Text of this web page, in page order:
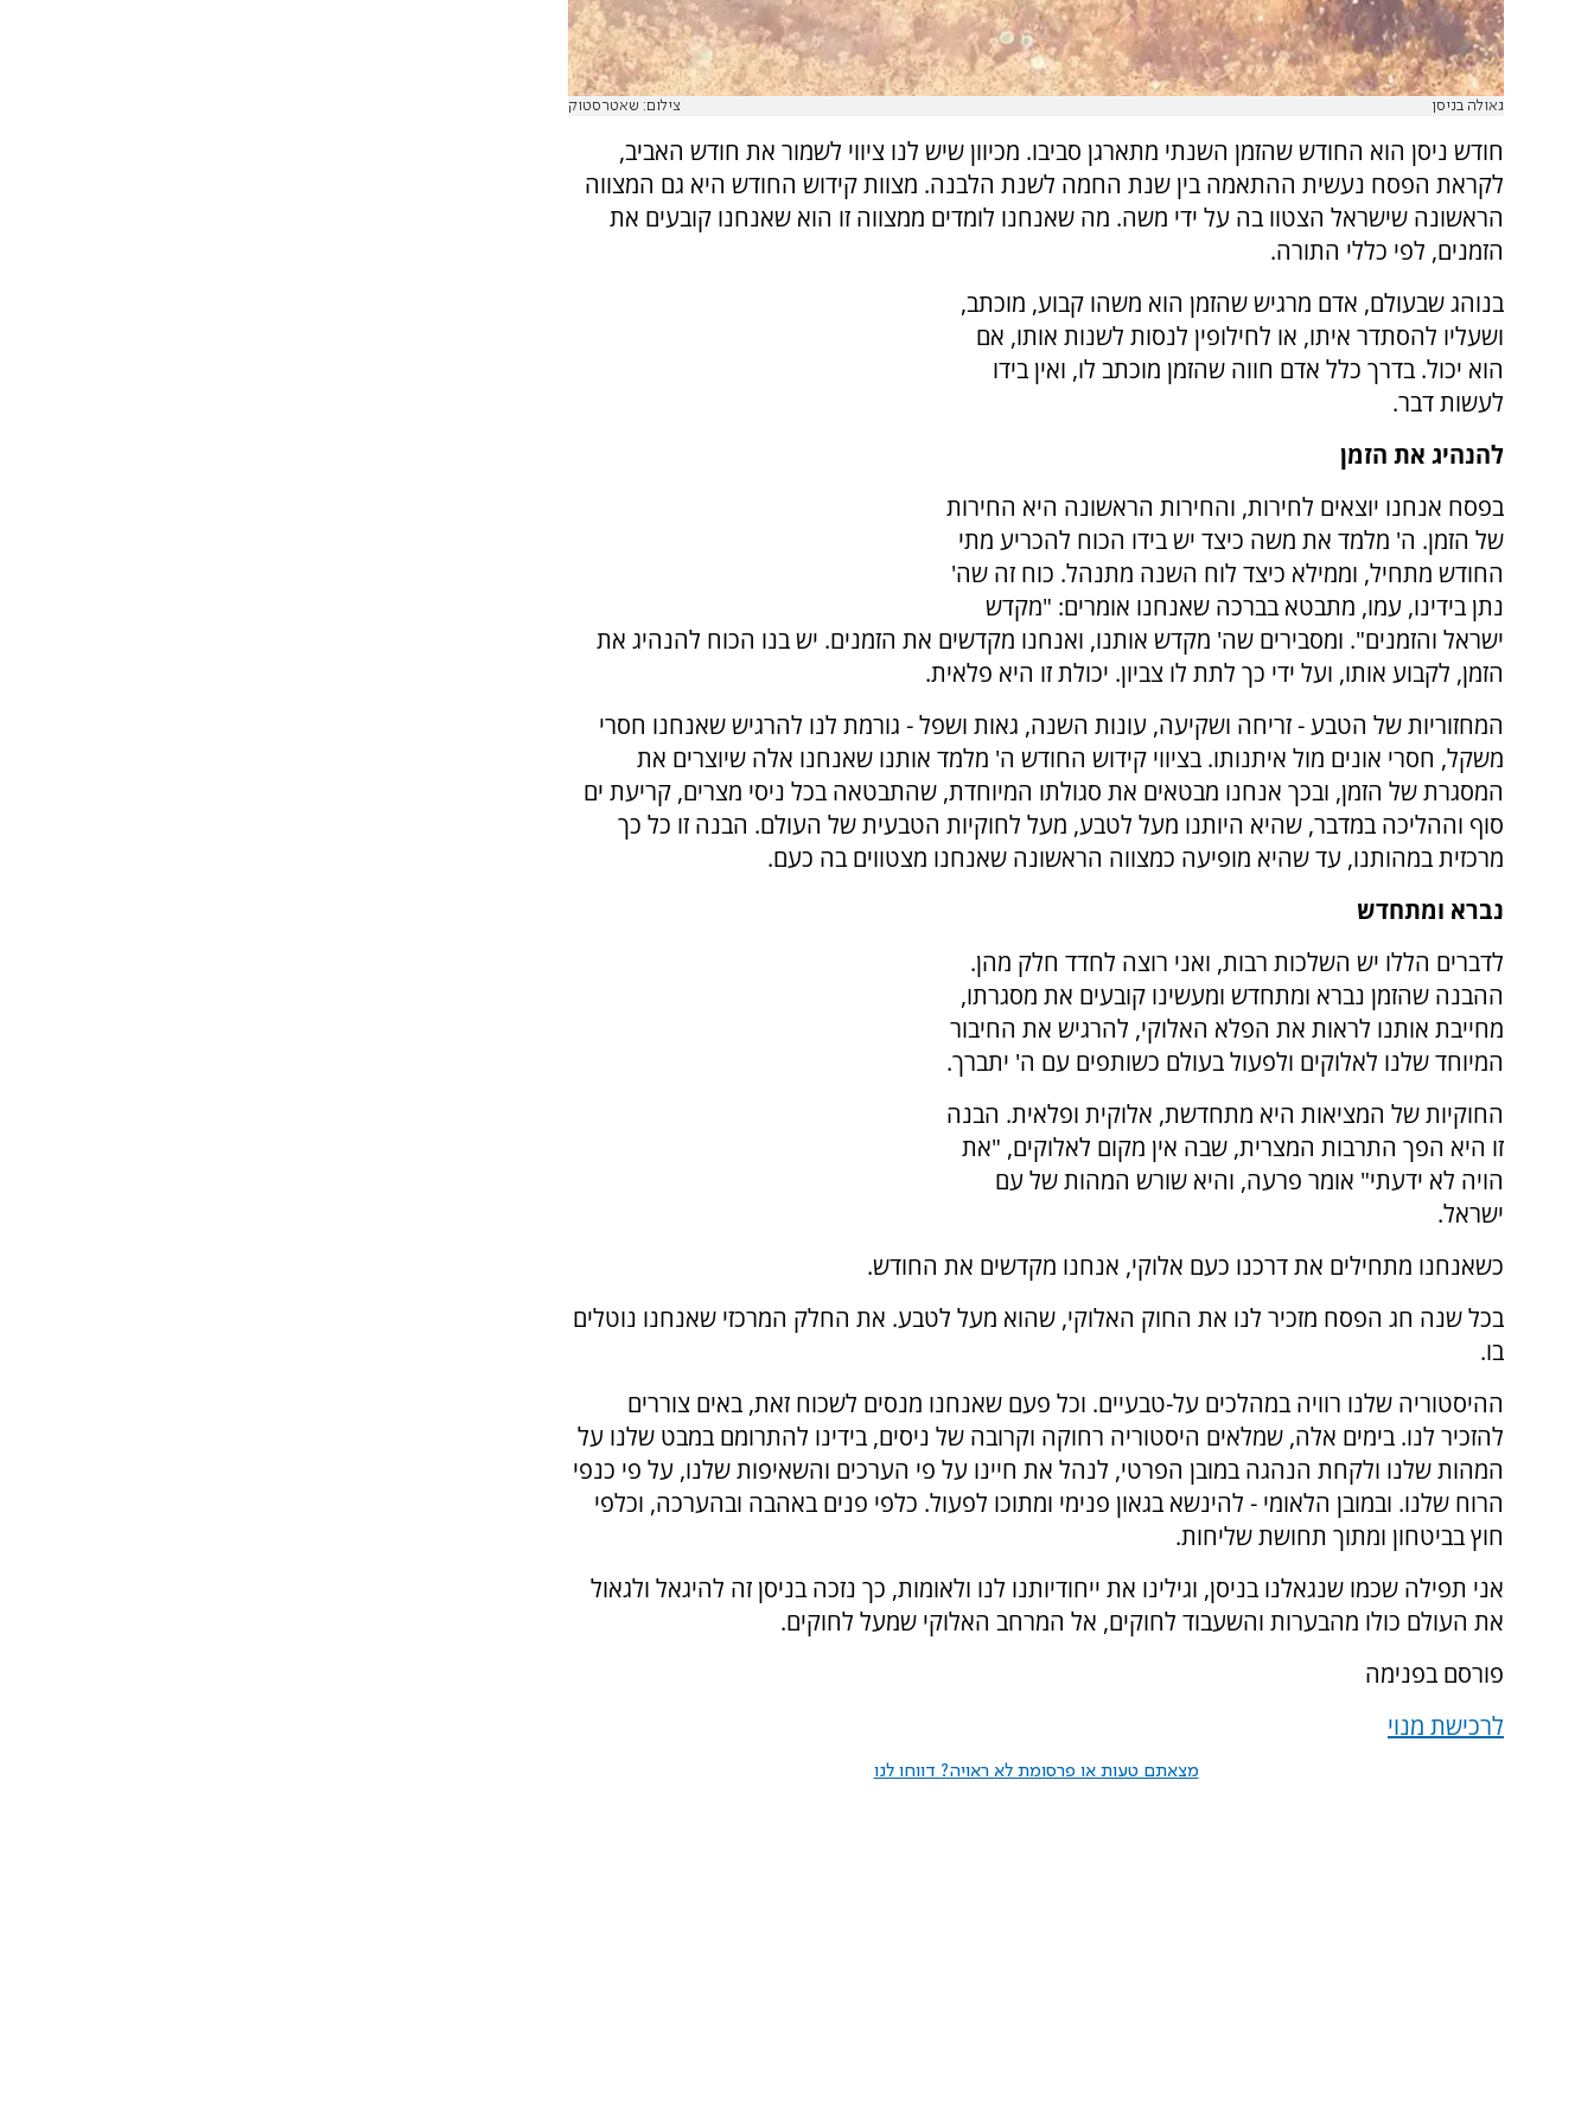
גאולה בניסן צילום: שאטרסטוק
חודש ניסן הוא החודש שהזמן השנתי מתארגן סביבו. מכיוון שיש לנו ציווי לשמור את חודש האביב,
לקראת הפסח נעשית ההתאמה בין שנת החמה לשנת הלבנה. מצוות קידוש החודש היא גם המצווה
הראשונה שישראל הצטוו בה על ידי משה. מה שאנחנו לומדים ממצווה זו הוא שאנחנו קובעים את
הזמנים, לפי כללי התורה.
בנוהג שבעולם, אדם מרגיש שהזמן הוא משהו קבוע, מוכתב,
ושעליו להסתדר איתו, או לחילופין לנסות לשנות אותו, אם
הוא יכול. בדרך כלל אדם חווה שהזמן מוכתב לו, ואין בידו
לעשות דבר.
להנהיג את הזמן
בפסח אנחנו יוצאים לחירות, והחירות הראשונה היא החירות
של הזמן. ה' מלמד את משה כיצד יש בידו הכוח להכריע מתי
החודש מתחיל, וממילא כיצד לוח השנה מתנהל. כוח זה שה'
נתן בידינו, עמו, מתבטא בברכה שאנחנו אומרים: "מקדש
ישראל והזמנים". ומסבירים שה' מקדש אותנו, ואנחנו מקדשים את הזמנים. יש בנו הכוח להנהיג את
הזמן, לקבוע אותו, ועל ידי כך לתת לו צביון. יכולת זו היא פלאית.
המחזוריות של הטבע - זריחה ושקיעה, עונות השנה, גאות ושפל - גורמת לנו להרגיש שאנחנו חסרי
משקל, חסרי אונים מול איתנותו. בציווי קידוש החודש ה' מלמד אותנו שאנחנו אלה שיוצרים את
המסגרת של הזמן, ובכך אנחנו מבטאים את סגולתו המיוחדת, שהתבטאה בכל ניסי מצרים, קריעת ים
סוף וההליכה במדבר, שהיא היותנו מעל לטבע, מעל לחוקיות הטבעית של העולם. הבנה זו כל כך
מרכזית במהותנו, עד שהיא מופיעה כמצווה הראשונה שאנחנו מצטווים בה כעם.
נברא ומתחדש
לדברים הללו יש השלכות רבות, ואני רוצה לחדד חלק מהן.
ההבנה שהזמן נברא ומתחדש ומעשינו קובעים את מסגרתו,
מחייבת אותנו לראות את הפלא האלוקי, להרגיש את החיבור
המיוחד שלנו לאלוקים ולפעול בעולם כשותפים עם ה' יתברך.
החוקיות של המציאות היא מתחדשת, אלוקית ופלאית. הבנה
זו היא הפך התרבות המצרית, שבה אין מקום לאלוקים, "את
הויה לא ידעתי" אומר פרעה, והיא שורש המהות של עם
ישראל.
כשאנחנו מתחילים את דרכנו כעם אלוקי, אנחנו מקדשים את החודש.
בכל שנה חג הפסח מזכיר לנו את החוק האלוקי, שהוא מעל לטבע. את החלק המרכזי שאנחנו נוטלים
בו.
ההיסטוריה שלנו רוויה במהלכים על-טבעיים. וכל פעם שאנחנו מנסים לשכוח זאת, באים צוררים
להזכיר לנו. בימים אלה, שמלאים היסטוריה רחוקה וקרובה של ניסים, בידינו להתרומם במבט שלנו על
המהות שלנו ולקחת הנהגה במובן הפרטי, לנהל את חיינו על פי הערכים והשאיפות שלנו, על פי כנפי
הרוח שלנו. ובמובן הלאומי - להינשא בגאון פנימי ומתוכו לפעול. כלפי פנים באהבה ובהערכה, וכלפי
חוץ בביטחון ומתוך תחושת שליחות.
אני תפילה שכמו שנגאלנו בניסן, וגילינו את ייחודיותנו לנו ולאומות, כך נזכה בניסן זה להיגאל ולגאול
את העולם כולו מהבערות והשעבוד לחוקים, אל המרחב האלוקי שמעל לחוקים.
פורסם בפנימה
לרכישת מנוי
מצאתם טעות או פרסומת לא ראויה? דווחו לנו